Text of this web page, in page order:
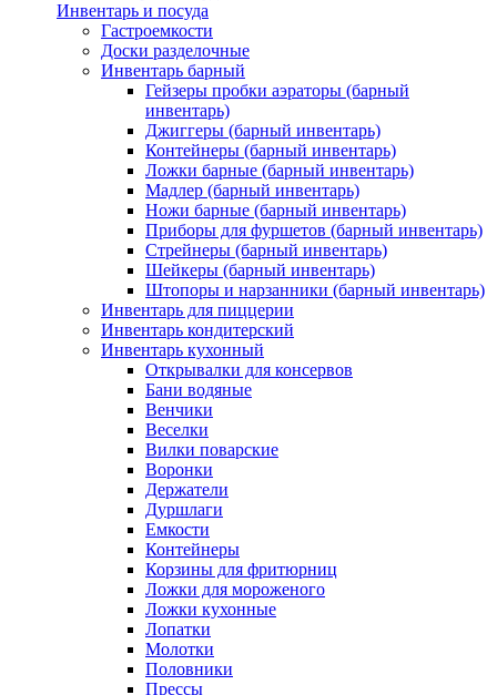
Инвентарь и посуда
Гастроемкости
Доски разделочные
Инвентарь барный
Гейзеры пробки аэраторы (барный
инвентарь)
Джиггеры (барный инвентарь)
Контейнеры (барный инвентарь)
Ложки барные (барный инвентарь)
Мадлер (барный инвентарь)
Ножи барные (барный инвентарь)
Приборы для фуршетов (барный инвентарь)
Стрейнеры (барный инвентарь)
Шейкеры (барный инвентарь)
Штопоры и нарзанники (барный инвентарь)
Инвентарь для пиццерии
Инвентарь кондитерский
Инвентарь кухонный
Открывалки для консервов
Бани водяные
Венчики
Веселки
Вилки поварские
Воронки
Держатели
Дуршлаги
Емкости
Контейнеры
Корзины для фритюрниц
Ложки для мороженого
Ложки кухонные
Лопатки
Молотки
Половники
Прессы